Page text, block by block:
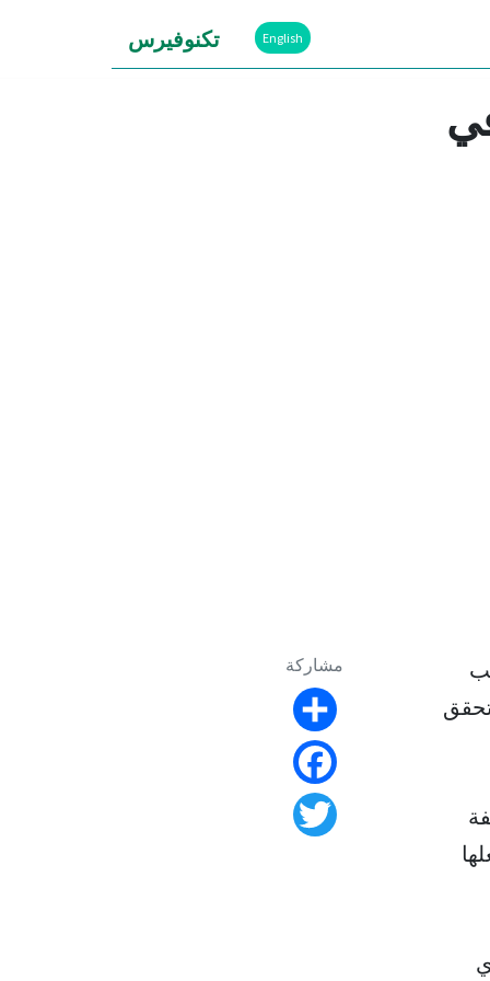
English تكنوفيرس
في
وتحقق
مشاركة
Share
Facebook